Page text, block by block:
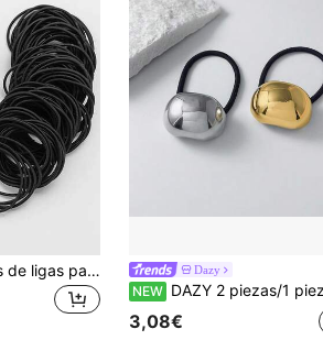
200/100/50 piezas de ligas para el cabello de color neutro para mujeres, bandas elásticas sin costuras, ligas para coleta sin daño, adecuadas para cabello grueso, ligas para el cabello negras Dazy
NEW DAZY 2 piezas/1 pieza de gomas elásticas para el cabello de metal con diseño geométrico, estilo oscuro encantador, accesorios de lujo para coleta de mujer, bandas elásticas para fitness, deportes y correr,
3,08€